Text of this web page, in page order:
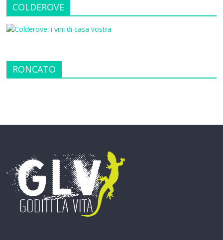
COLDEROVE
RONCATO